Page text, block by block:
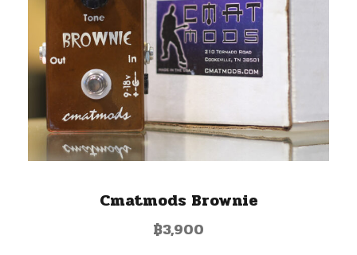
Cmatmods Brownie
฿3,900